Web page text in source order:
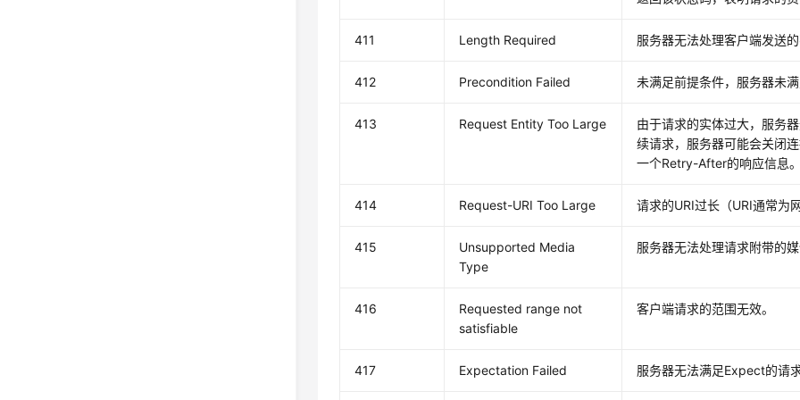
411 Length Required 服务器无法处理客户端发送
412 Precondition Failed 未满足前提条件，服务器未
413 Request Entity Too Large
由于请求的实体过大，服务
续请求，服务器可能会关闭
一个Retry-After的响应信息
414 Request-URI Too Large 请求的URI过长（URI通常为
415
Unsupported Media
Type
服务器无法处理请求附带的
416
Requested range not
satisfiable
客户端请求的范围无效。
417 Expectation Failed 服务器无法满足Expect的请